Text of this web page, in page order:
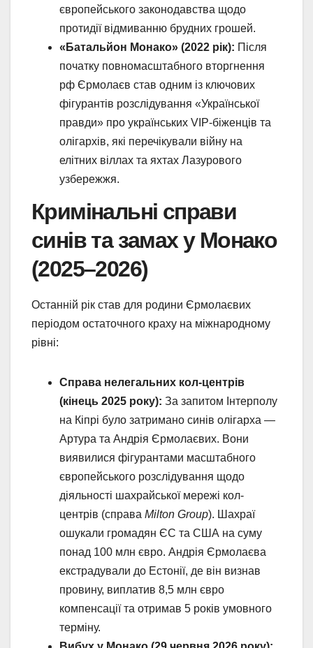
європейського законодавства щодо
протидії відмиванню брудних грошей.
«Батальйон Монако» (2022 рік): Після
початку повномасштабного вторгнення
рф Єрмолаєв став одним із ключових
фігурантів розслідування «Української
правди» про українських VIP-біженців та
олігархів, які перечікували війну на
елітних віллах та яхтах Лазурового
узбережжя.
Кримінальні справи
синів та замах у Монако
(2025–2026)
Останній рік став для родини Єрмолаєвих
періодом остаточного краху на міжнародному
рівні:
Справа нелегальних кол-центрів
(кінець 2025 року): За запитом Інтерполу
на Кіпрі було затримано синів олігарха —
Артура та Андрія Єрмолаєвих. Вони
виявилися фігурантами масштабного
європейського розслідування щодо
діяльності шахрайської мережі кол-
центрів (справа Milton Group). Шахраї
ошукали громадян ЄС та США на суму
понад 100 млн євро. Андрія Єрмолаєва
екстрадували до Естонії, де він визнав
провину, виплатив 8,5 млн євро
компенсації та отримав 5 років умовного
терміну.